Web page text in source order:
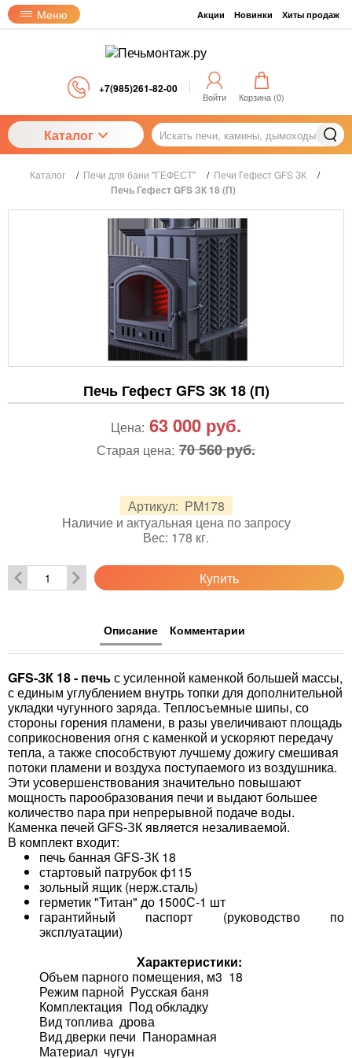
Меню Акции Новинки Хиты продаж
+7(985)261-82-00
Войти Корзина (0)
Каталог
Каталог / Печи для бани "ГЕФЕСТ" / Печи Гефест GFS ЗК /
Печь Гефест GFS ЗК 18 (П)
Печь Гефест GFS ЗК 18 (П)
Артикул: PM178
Наличие и актуальная цена по запросу
Вес: 178 кг.
Цена: 63 000 руб.
Старая цена: 70 560 руб.
Купить
Описание Комментарии
GFS-ЗК 18 - печьс усиленной каменкой большей массы,
с единым углублением внутрь топки для дополнительной
укладки чугунного заряда. Теплосъемные шипы, со
стороны горения пламени, в разы увеличивают площадь
соприкосновения огня с каменкой и ускоряют передачу
тепла, а также способствуют лучшему дожигу смешивая
потоки пламени и воздуха поступаемого из воздушника.
Эти усовершенствования значительно повышают
мощность парообразования печи и выдают большее
количество пара при непрерывной подаче воды.
Каменка печей GFS-ЗК является незаливаемой.
В комплект входит:
печь банная GFS-ЗК 18
стартовый патрубок ф115
зольный ящик (нерж.сталь)
герметик "Титан" до 1500С-1 шт
гарантийный паспорт (руководство по
эксплуатации)
Характеристики:
Объем парного помещения, м3 18
Режим парной Русская баня
Комплектация Под обкладку
Вид топлива дрова
Вид дверки печи Панорамная
Материал чугун